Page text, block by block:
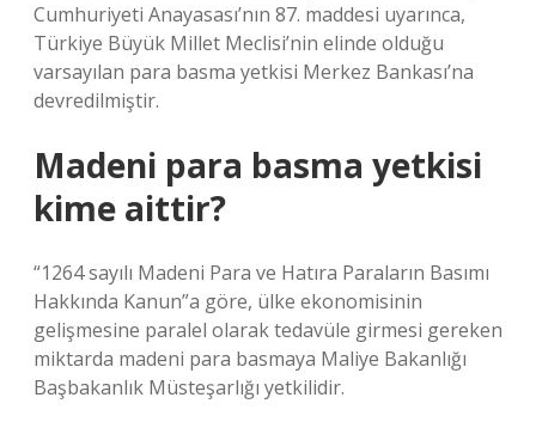
Cumhuriyeti Anayasası’nın 87. maddesi uyarınca,
Türkiye Büyük Millet Meclisi’nin elinde olduğu
varsayılan para basma yetkisi Merkez Bankası’na
devredilmiştir.
Madeni para basma yetkisi
kime aittir?
“1264 sayılı Madeni Para ve Hatıra Paraların Basımı
Hakkında Kanun”a göre, ülke ekonomisinin
gelişmesine paralel olarak tedavüle girmesi gereken
miktarda madeni para basmaya Maliye Bakanlığı
Başbakanlık Müsteşarlığı yetkilidir.